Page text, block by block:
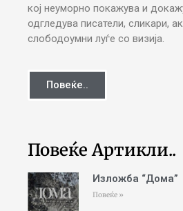
кој неуморно покажува и
одгледува писатели, сликари,
слободоумни луѓе со визија.
Повеќе..
Повеќе Артикли..
Изложба “Дома”
Повеќе »